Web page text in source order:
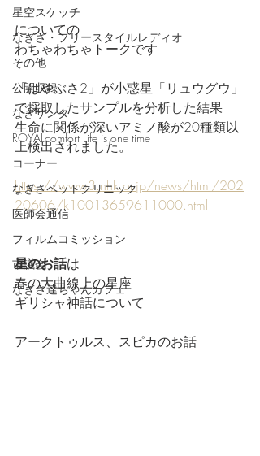
星空スケッチ
なぎさ・フリースタイルレディオ
その他
公開収録
なぎサンタ
ROYALcomfort Life is one time
コーナー
なぎさペットクリニック
医師会通信
フィルムコミッション
市議会
なぎさ達ちゃんカフェ
についての
わちゃわちゃトークです
「はやぶさ2」が小惑星「リュウグウ」
で採取したサンプルを分析した結果
生命に関係が深いアミノ酸が20種類以
上検出されました。
https://www3.nhk.or.jp/news/html/202
20606/k10013659611000.html
星のお話は
春の大曲線上の星座
ギリシャ神話について
アークトゥルス、スピカのお話